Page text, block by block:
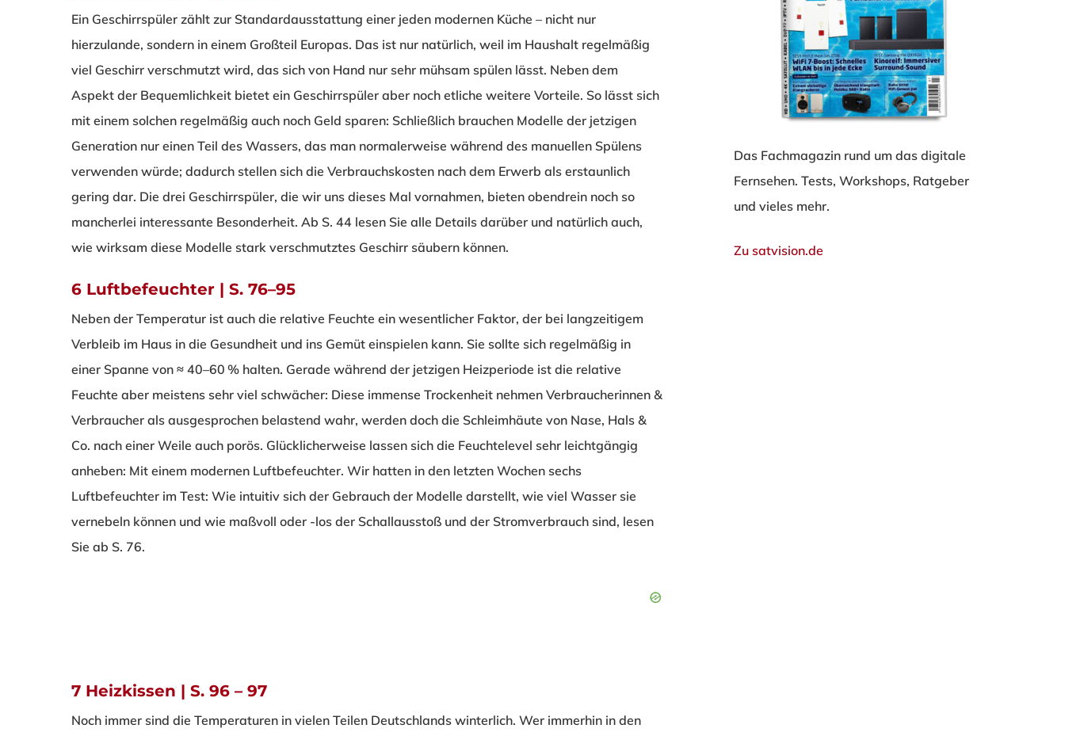
Ein Geschirrspüler zählt zur Standardausstattung einer jeden modernen Küche – nicht nur
hierzulande, sondern in einem Großteil Europas. Das ist nur natürlich, weil im Haushalt regelmäßig
viel Geschirr verschmutzt wird, das sich von Hand nur sehr mühsam spülen lässt. Neben dem
Aspekt der Bequemlichkeit bietet ein Geschirrspüler aber noch etliche weitere Vorteile. So lässt sich
mit einem solchen regelmäßig auch noch Geld sparen: Schließlich brauchen Modelle der jetzigen
Generation nur einen Teil des Wassers, das man normalerweise während des manuellen Spülens
verwenden würde; dadurch stellen sich die Verbrauchskosten nach dem Erwerb als erstaunlich
gering dar. Die drei Geschirrspüler, die wir uns dieses Mal vornahmen, bieten obendrein noch so
mancherlei interessante Besonderheit. Ab S. 44 lesen Sie alle Details darüber und natürlich auch,
wie wirksam diese Modelle stark verschmutztes Geschirr säubern können.
6 Luftbefeuchter | S. 76–95
Neben der Temperatur ist auch die relative Feuchte ein wesentlicher Faktor, der bei langzeitigem
Verbleib im Haus in die Gesundheit und ins Gemüt einspielen kann. Sie sollte sich regelmäßig in
einer Spanne von ≈ 40–60 % halten. Gerade während der jetzigen Heizperiode ist die relative
Feuchte aber meistens sehr viel schwächer: Diese immense Trockenheit nehmen Verbraucherinnen &
Verbraucher als ausgesprochen belastend wahr, werden doch die Schleimhäute von Nase, Hals &
Co. nach einer Weile auch porös. Glücklicherweise lassen sich die Feuchtelevel sehr leichtgängig
anheben: Mit einem modernen Luftbefeuchter. Wir hatten in den letzten Wochen sechs
Luftbefeuchter im Test: Wie intuitiv sich der Gebrauch der Modelle darstellt, wie viel Wasser sie
vernebeln können und wie maßvoll oder -los der Schallausstoß und der Stromverbrauch sind, lesen
Sie ab S. 76.
7 Heizkissen | S. 96 – 97
Noch immer sind die Temperaturen in vielen Teilen Deutschlands winterlich. Wer immerhin in den
Das Fachmagazin rund um das digitale
Fernsehen. Tests, Workshops, Ratgeber
und vieles mehr.
Zu satvision.de